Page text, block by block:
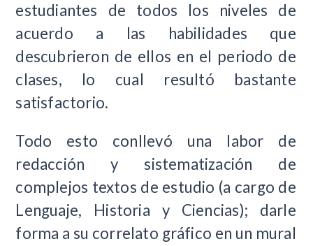
estudiantes de todos los niveles de
acuerdo a las habilidades que
descubrieron de ellos en el periodo de
clases, lo cual resultó bastante
satisfactorio.
Todo esto conllevó una labor de
redacción y sistematización de
complejos textos de estudio (a cargo de
Lenguaje, Historia y Ciencias); darle
forma a su correlato gráfico en un mural